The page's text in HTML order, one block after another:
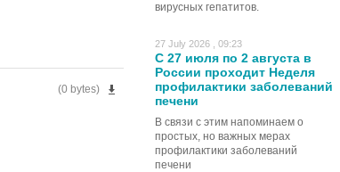
вирусных гепатитов.
27 July 2026 , 09:23
С 27 июля по 2 августа в
России проходит Неделя
профилактики заболеваний
печени
В связи с этим напоминаем о
простых, но важных мерах
профилактики заболеваний
печени
(0 bytes)